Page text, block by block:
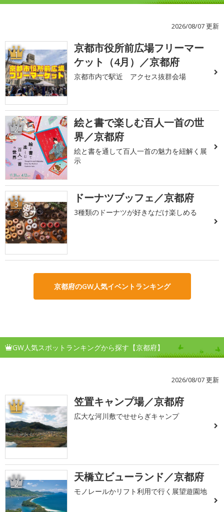
2026/08/07 更新
1
京都市役所前広場フリーマー
ケット（4月）／京都府
京都市内で駅近 アクセス抜群会場
2
絵と書で楽しむ百人一首の世
界／京都府
絵と書を通して百人一首の魅力を紐解く展
示
3 ドーナツブッフェ／京都府
3種類のドーナツが好きなだけ楽しめる
京都府のGW人気イベントランキング
GW人気スポットランキングから探す【京都府】
2026/08/07 更新
1 笠置キャンプ場／京都府
広大な河川敷でせせらぎキャンプ
2 天橋立ビューランド／京都府
モノレールかリフト利用で行く展望遊園地